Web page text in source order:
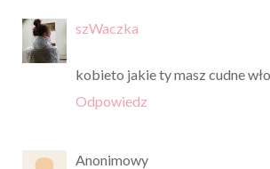
szWaczka
kobieto jakie ty masz cudne
Odpowiedz
Anonimowy